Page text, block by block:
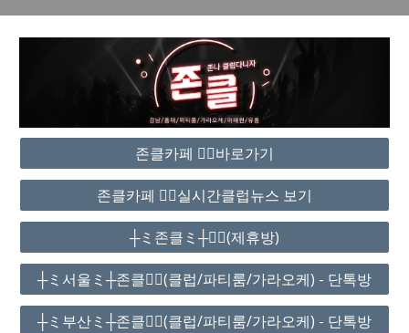
존클카페 ❤️‍🔥바로가기
존클카페 ❤️‍🔥실시간클럽뉴스 보기
┼ミ존클ミ┼❤️‍🔥(제휴방)
┼ミ서울ミ┼존클❤️‍🔥(클럽/파티룸/가라오케) - 단톡방
┼ミ부산ミ┼존클❤️‍🔥(클럽/파티룸/가라오케) - 단톡방